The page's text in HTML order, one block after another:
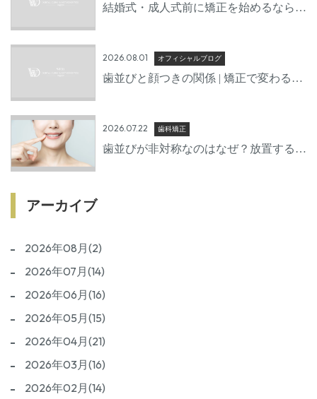
結婚式・成人式前に矯正を始めるならい
2026.08.01 オフィシャルブログ
歯並びと顔つきの関係 | 矯正で変わる口
2026.07.22 歯科矯正
歯並びが非対称なのはなぜ？放置するリ
アーカイブ
2026年08月(2)
2026年07月(14)
2026年06月(16)
2026年05月(15)
2026年04月(21)
2026年03月(16)
2026年02月(14)